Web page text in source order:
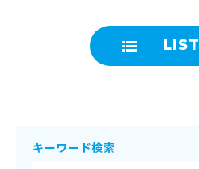
LIST
キーワード検索